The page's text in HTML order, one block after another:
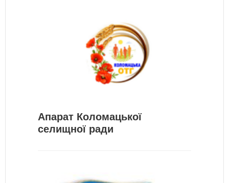
Апарат Коломацької
селищної ради